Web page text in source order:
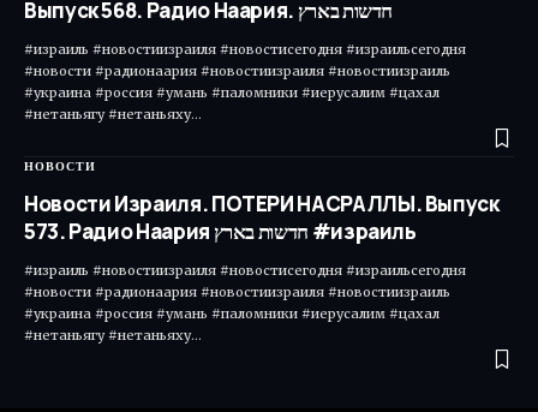
Выпуск 568. Радио Наария. חדשות בארץ
#израиль #новостиизраиля #новостисегодня #израильсегодня
#новости #радионаария #новостиизраиля #новостиизраиль
#украина #россия #умань #паломники #иерусалим #цахал
#нетаньягу #нетаньяху…
НОВОСТИ
Новости Израиля. ПОТЕРИ НАСРАЛЛЫ. Выпуск
573. Радио Наария חדשות בארץ #израиль
#израиль #новостиизраиля #новостисегодня #израильсегодня
#новости #радионаария #новостиизраиля #новостиизраиль
#украина #россия #умань #паломники #иерусалим #цахал
#нетаньягу #нетаньяху…